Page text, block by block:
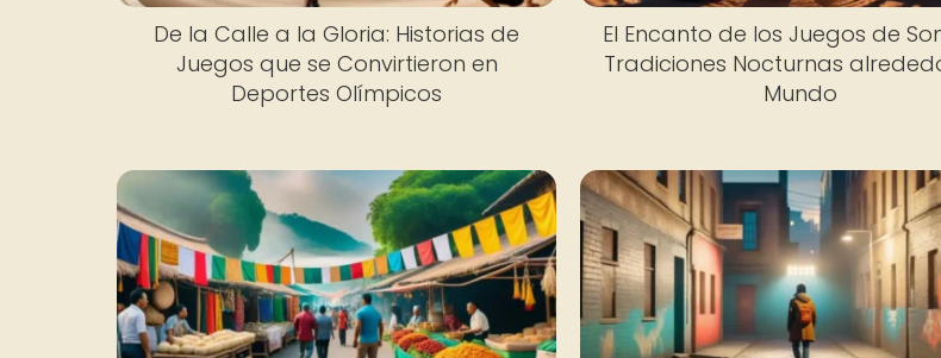
De la Calle a la Gloria: Historias de
Juegos que se Convirtieron en
Deportes Olímpicos
El Encanto de los Juegos de
Tradiciones Nocturnas
Mundo